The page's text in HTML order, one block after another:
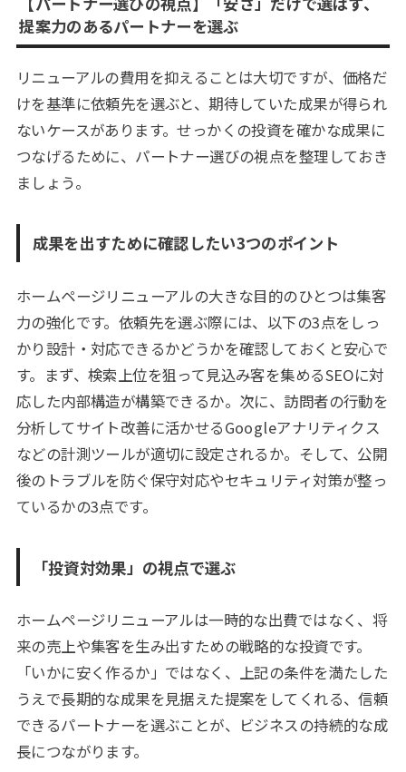
提案力のあるパートナーを選ぶ
リニューアルの費用を抑えることは大切ですが、価格だ
けを基準に依頼先を選ぶと、期待していた成果が得られ
ないケースがあります。せっかくの投資を確かな成果に
つなげるために、パートナー選びの視点を整理しておき
ましょう。
成果を出すために確認したい3つのポイント
ホームページリニューアルの大きな目的のひとつは集客
力の強化です。依頼先を選ぶ際には、以下の3点をしっ
かり設計・対応できるかどうかを確認しておくと安心で
す。まず、検索上位を狙って見込み客を集めるSEOに対
応した内部構造が構築できるか。次に、訪問者の行動を
分析してサイト改善に活かせるGoogleアナリティクス
などの計測ツールが適切に設定されるか。そして、公開
後のトラブルを防ぐ保守対応やセキュリティ対策が整っ
ているかの3点です。
「投資対効果」の視点で選ぶ
ホームページリニューアルは一時的な出費ではなく、将
来の売上や集客を生み出すための戦略的な投資です。
「いかに安く作るか」ではなく、上記の条件を満たした
うえで長期的な成果を見据えた提案をしてくれる、信頼
できるパートナーを選ぶことが、ビジネスの持続的な成
長につながります。